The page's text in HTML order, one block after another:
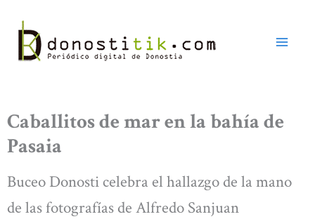
contenido
Caballitos de mar en la bahía de
Pasaia
Buceo Donosti celebra el hallazgo de la mano
de las fotografías de Alfredo Sanjuan